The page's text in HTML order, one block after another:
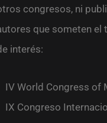
congresos, ni
que someten el
interés:
IV World Congress of
IX Congreso